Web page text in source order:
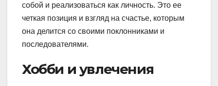
собой и реализоваться как личность. Это ее
четкая позиция и взгляд на счастье, которым
она делится со своими поклонниками и
последователями.
Хобби и увлечения